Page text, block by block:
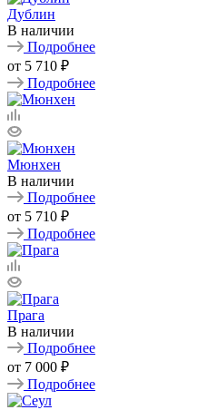
Дублин
В наличии
Подробнее
от 5 710 ₽
Подробнее
Мюнхен
В наличии
Подробнее
от 5 710 ₽
Подробнее
Прага
В наличии
Подробнее
от 7 000 ₽
Подробнее